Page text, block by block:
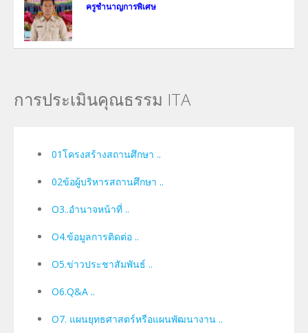
ครูชำนาญการพิเศษ
การประเมินคุณธรรม ITA
01โครงสร้างสถานศึกษา ..
02ข้อผู้บริหารสถานศึกษา ..
O3..อำนาจหน้าที่ ..
O4.ข้อมูลการติดต่อ ..
O5.ข่าวประชาสัมพันธ์ ..
O6.Q&A ..
O7. แผนยุทธศาสตร์หรือแผนพัฒนางาน ..